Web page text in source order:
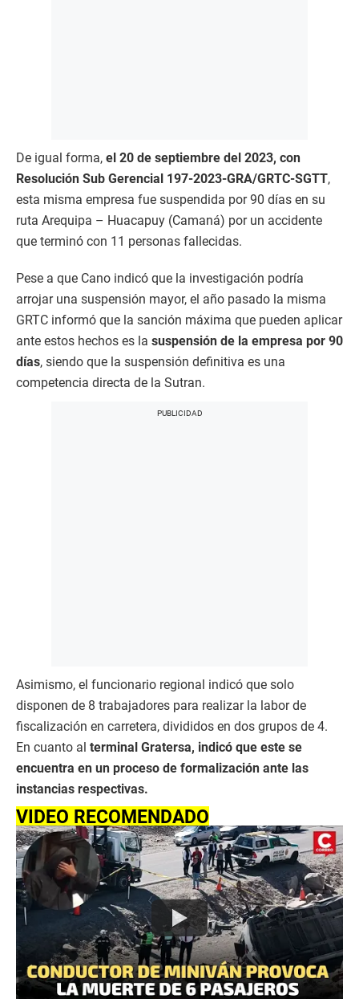
De igual forma, el 20 de septiembre del 2023, con
Resolución Sub Gerencial 197-2023-GRA/GRTC-SGTT,
esta misma empresa fue suspendida por 90 días en su
ruta Arequipa – Huacapuy (Camaná) por un accidente
que terminó con 11 personas fallecidas.
Pese a que Cano indicó que la investigación podría
arrojar una suspensión mayor, el año pasado la misma
GRTC informó que la sanción máxima que pueden aplicar
ante estos hechos es la suspensión de la empresa por 90
días, siendo que la suspensión definitiva es una
competencia directa de la Sutran.
Asimismo, el funcionario regional indicó que solo
disponen de 8 trabajadores para realizar la labor de
fiscalización en carretera, divididos en dos grupos de 4.
En cuanto al terminal Gratersa, indicó que este se
encuentra en un proceso de formalización ante las
instancias respectivas.
VIDEO RECOMENDADO